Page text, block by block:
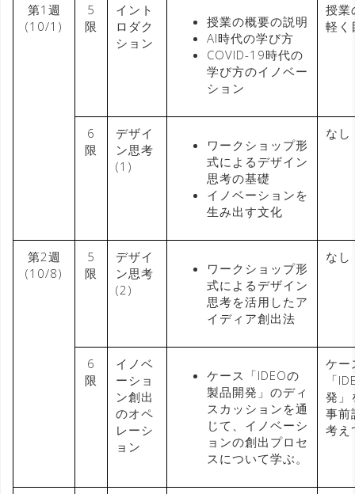
第1週
(10/1)
5
限
イント
ロダク
ション
授業の概要の説明
AI時代の学び方
COVID-19時代の
学び方のイノベー
ション
授業
軽く
6
限
デザイ
ン思考
(1)
ワークショップ形
式によるデザイン
思考の基礎
イノベーションを
生み出す文化
なし
第2週
(10/8)
5
限
デザイ
ン思考
(2)
ワークショップ形
式によるデザイン
思考を活用したア
イディア創出法
なし
6
限
イノベ
ーショ
ン創出
のオペ
レーシ
ョン
ケース「IDEOの
製品開発」のディ
スカッションを通
じて、イノベーシ
ョンの創出プロセ
スについて学ぶ。
ケー
「
発」
事前
考え